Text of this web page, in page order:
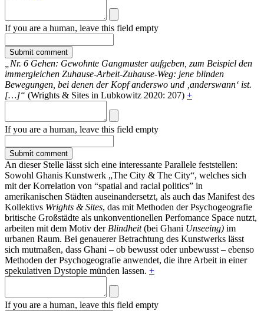
If you are a human, leave this field empty
„Nr. 6 Gehen: Gewohnte Gangmuster aufgeben, zum Beispiel den
immergleichen Zuhause-Arbeit-Zuhause-Weg: jene blinden
Bewegungen, bei denen der Kopf anderswo und ‚anderswann‘ ist.
[…]“ (Wrights & Sites in Lubkowitz 2020: 207) +
If you are a human, leave this field empty
An dieser Stelle lässt sich eine interessante Parallele feststellen:
Sowohl Ghanis Kunstwerk „The City & The City“, welches sich
mit der Korrelation von “spatial and racial politics” in
amerikanischen Städten auseinandersetzt, als auch das Manifest des
Kollektivs Wrights & Sites, das mit Methoden der Psychogeografie
britische Großstädte als unkonventionellen Perfomance Space nutzt,
arbeiten mit dem Motiv der Blindheit(bei Ghani Unseeing) im
urbanen Raum. Bei genauerer Betrachtung des Kunstwerks lässt
sich mutmaßen, dass Ghani – ob bewusst oder unbewusst – ebenso
Methoden der Psychogeografie anwendet, die ihre Arbeit in einer
spekulativen Dystopie münden lassen. +
If you are a human, leave this field empty